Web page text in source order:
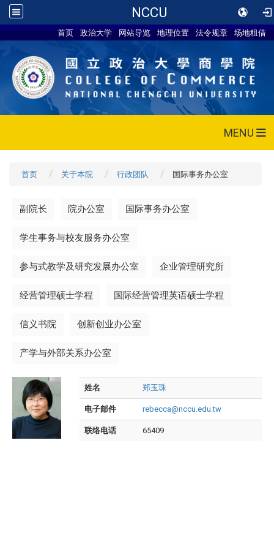
NCCU
首页 政治大学 网站导览 地理位置 法令规章 场地租借
MENU
首页 关于本院 行政团队 国际事务办公室
副院长 院办公室 国际事务办公室
学生事务与校友服务办公室
参与式教学及研究发展办公室 企业管理研究所
经营管理硕士学程 国际经营管理英语硕士学程
信义书院 创新创业办公室
产学与外部关系办公室
姓名 郑玉珠
电子邮件 rebecca@nccu.edu.tw
联络电话 65409